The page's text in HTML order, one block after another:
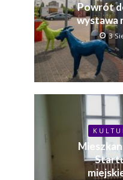
Powrót
wystawa
3
K U L T U